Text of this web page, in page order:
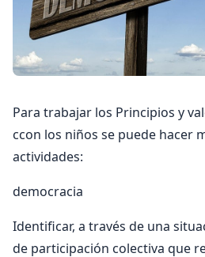
Para trabajar los Principios y
ccon los niños se puede hacer
actividades:
democracia
Identificar, a través de una
de participación colectiva que